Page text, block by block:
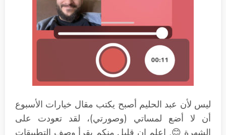
ليس لأن عبد الحليم أصبح يكتب مقال خيارات الأسبوع
أن لا أضع لمساتي (وصورتي)، لقد تعودت على
الشهرة 😊. اعلم ان قليل منكم يقرأ وصف التطبيقات